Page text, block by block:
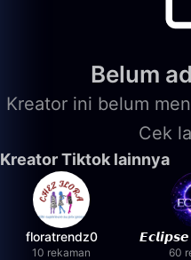
Belum
Kreator ini belum
Cek
Kreator Tiktok lainnya
floratrendz0
10 rekaman 60